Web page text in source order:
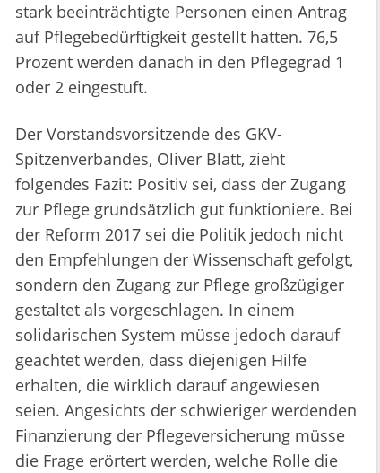
stark beeinträchtigte Personen einen Antrag
auf Pflegebedürftigkeit gestellt hatten. 76,5
Prozent werden danach in den Pflegegrad 1
oder 2 eingestuft.
Der Vorstandsvorsitzende des GKV-
Spitzenverbandes, Oliver Blatt, zieht
folgendes Fazit: Positiv sei, dass der Zugang
zur Pflege grundsätzlich gut funktioniere. Bei
der Reform 2017 sei die Politik jedoch nicht
den Empfehlungen der Wissenschaft gefolgt,
sondern den Zugang zur Pflege großzügiger
gestaltet als vorgeschlagen. In einem
solidarischen System müsse jedoch darauf
geachtet werden, dass diejenigen Hilfe
erhalten, die wirklich darauf angewiesen
seien. Angesichts der schwieriger werdenden
Finanzierung der Pflegeversicherung müsse
die Frage erörtert werden, welche Rolle die